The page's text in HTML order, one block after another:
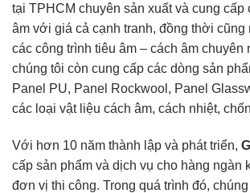
tại TPHCM chuyên sản xuất và cung cấp
âm với giá cả cạnh tranh, đồng thời cũng
các công trình tiêu âm – cách âm chuyên
chúng tôi còn cung cấp các dòng sản
Panel PU, Panel Rockwool, Panel
các loại vật liệu cách âm, cách nhiệt,
Với hơn 10 năm thành lập và phát triển,
cấp sản phẩm và dịch vụ cho hàng ngàn
đơn vị thi công. Trong quá trình đó,